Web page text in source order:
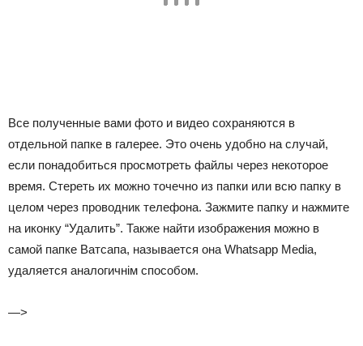
Все полученные вами фото и видео сохраняются в
отдельной папке в галерее. Это очень удобно на случай,
если понадобиться просмотреть файлы через некоторое
время. Стереть их можно точечно из папки или всю папку в
целом через проводник телефона. Зажмите папку и нажмите
на иконку “Удалить”. Также найти изображения можно в
самой папке Ватсапа, называется она Whatsapp Media,
удаляется аналогичнім способом.
—>